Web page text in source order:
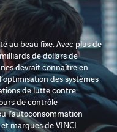
Facebook
Twitter
surpar
au beau fixe. Avec plus de
de dollars de
devrait connaître en
des systèmes
de lutte contre
de contrôle
l’autoconsommation
marques de VINCI